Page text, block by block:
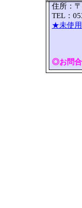
住所：
TEL：
★未使用
◎お問合